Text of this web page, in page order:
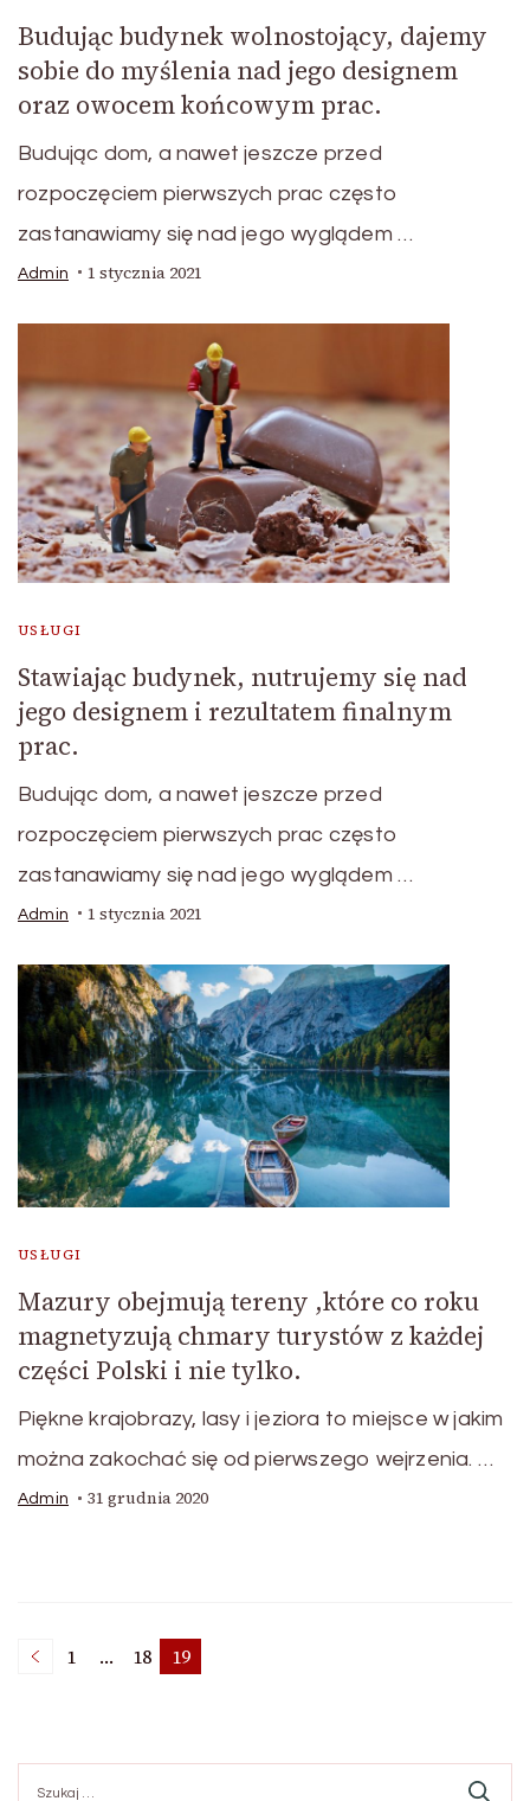
Budując budynek wolnostojący, dajemy
sobie do myślenia nad jego designem
oraz owocem końcowym prac.
Budując dom, a nawet jeszcze przed
rozpoczęciem pierwszych prac często
zastanawiamy się nad jego wyglądem …
Admin 1 stycznia 2021
USŁUGI
Stawiając budynek, nutrujemy się nad
jego designem i rezultatem finalnym
prac.
Budując dom, a nawet jeszcze przed
rozpoczęciem pierwszych prac często
zastanawiamy się nad jego wyglądem …
Admin 1 stycznia 2021
USŁUGI
Mazury obejmują tereny ,które co roku
magnetyzują chmary turystów z każdej
części Polski i nie tylko.
Piękne krajobrazy, lasy i jeziora to miejsce w jakim
można zakochać się od pierwszego wejrzenia. …
Admin 31 grudnia 2020
Stronicowanie
wpisów
Strona
1 … Strona
18 Strona
19